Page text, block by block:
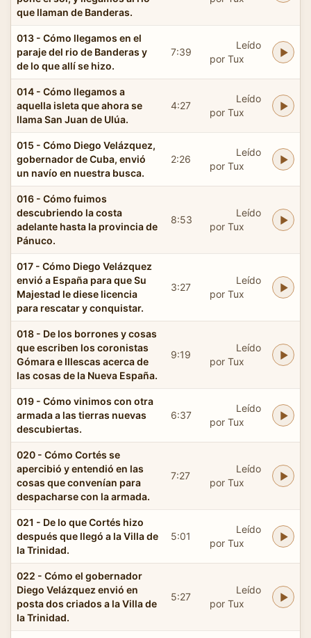
que llaman de Banderas.
013 - Cómo llegamos en el
paraje del rio de Banderas y
de lo que allí se hizo.
7:39
Leído
por Tux
014 - Cómo llegamos a
aquella isleta que ahora se
llama San Juan de Ulúa.
4:27
Leído
por Tux
015 - Cómo Diego Velázquez,
gobernador de Cuba, envió
un navío en nuestra busca.
2:26
Leído
por Tux
016 - Cómo fuimos
descubriendo la costa
adelante hasta la provincia de
Pánuco.
8:53
Leído
por Tux
017 - Cómo Diego Velázquez
envió a España para que Su
Majestad le diese licencia
para rescatar y conquistar.
3:27
Leído
por Tux
018 - De los borrones y cosas
que escriben los coronistas
Gómara e Illescas acerca de
las cosas de la Nueva España.
9:19
Leído
por Tux
019 - Cómo vinimos con otra
armada a las tierras nuevas
descubiertas.
6:37
Leído
por Tux
020 - Cómo Cortés se
apercibió y entendió en las
cosas que convenían para
despacharse con la armada.
7:27
Leído
por Tux
021 - De lo que Cortés hizo
después que llegó a la Villa de
la Trinidad.
5:01
Leído
por Tux
022 - Cómo el gobernador
Diego Velázquez envió en
posta dos criados a la Villa de
la Trinidad.
5:27
Leído
por Tux